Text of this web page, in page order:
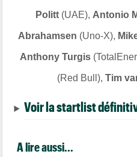
Politt(UAE), Antonio
Abrahamsen (Uno-X),
Anthony Turgis
(Red Bull), Tim
Voir la startlist
A lire aussi...